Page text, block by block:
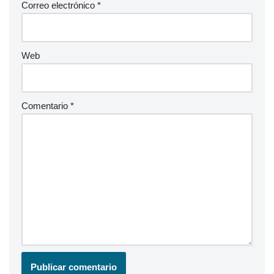
Correo electrónico *
Web
Comentario *